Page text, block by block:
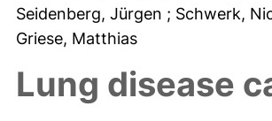
Seidenberg, Jürgen ; Schwerk,
Griese, Matthias
Lung disease